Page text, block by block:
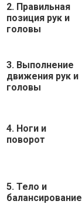
2. Правильная
позиция рук и
головы
3. Выполнение
движения рук и
головы
4. Ноги и
поворот
5. Тело и
балансирование